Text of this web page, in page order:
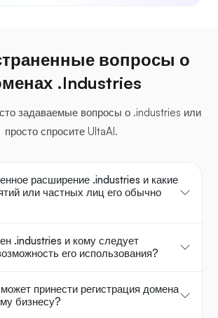
вопросы о
.Industries
задаваемые вопросы о .industries или
просто спросите UltaAI.
расширение .industries и какие
или частных лиц его обычно
.industries и кому следует
его использования?
принести регистрация домена
бизнесу?